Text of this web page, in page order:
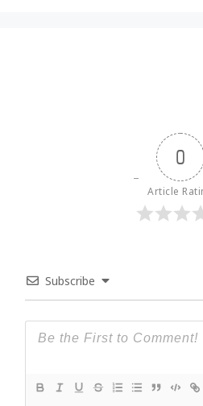
0
Article
Subscribe